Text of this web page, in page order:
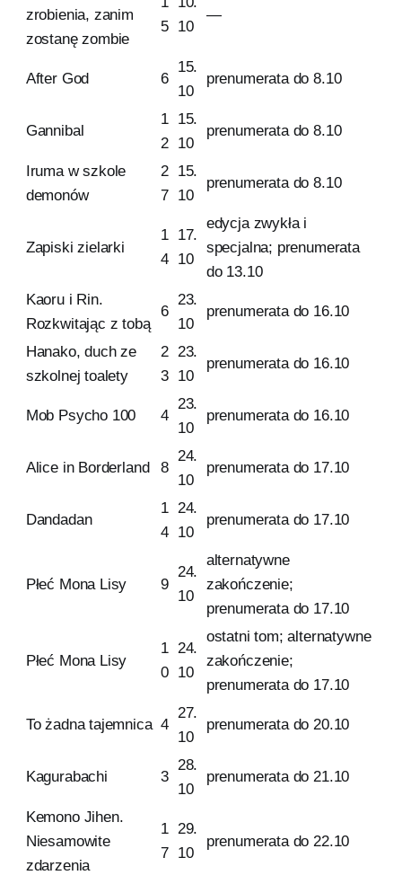
zrobienia, zanim
zostanę zombie
5
10
—
After God 6
15.
10
prenumerata do 8.10
Gannibal
1
2
15.
10
prenumerata do 8.10
Iruma w szkole
demonów
2
7
15.
10
prenumerata do 8.10
Zapiski zielarki
1
4
17.
10
edycja zwykła i
specjalna; prenumerata
do 13.10
Kaoru i Rin.
Rozkwitając z tobą
6
23.
10
prenumerata do 16.10
Hanako, duch ze
szkolnej toalety
2
3
23.
10
prenumerata do 16.10
Mob Psycho 100 4
23.
10
prenumerata do 16.10
Alice in Borderland 8
24.
10
prenumerata do 17.10
Dandadan
1
4
24.
10
prenumerata do 17.10
Płeć Mona Lisy 9
24.
10
alternatywne
zakończenie;
prenumerata do 17.10
Płeć Mona Lisy
1
0
24.
10
ostatni tom; alternatywne
zakończenie;
prenumerata do 17.10
To żadna tajemnica 4
27.
10
prenumerata do 20.10
Kagurabachi 3
28.
10
prenumerata do 21.10
Kemono Jihen.
Niesamowite
zdarzenia
1
7
29.
10
prenumerata do 22.10